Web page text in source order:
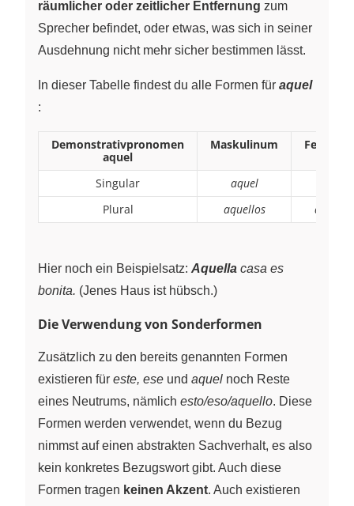
räumlicher oder zeitlicher Entfernung zum
Sprecher befindet, oder etwas, was sich in seiner
Ausdehnung nicht mehr sicher bestimmen lässt.
In dieser Tabelle findest du alle Formen für aquel
:
Demonstrativpronomen
aquel
Maskulinum
Singular aquel
Plural
aquellos
Hier noch ein Beispielsatz: Aquella casa es
bonita. (Jenes Haus ist hübsch.)
Die Verwendung von Sonderformen
Zusätzlich zu den bereits genannten Formen
existieren für este, ese und aquel noch Reste
eines Neutrums, nämlich esto/eso/aquello. Diese
Formen werden verwendet, wenn du Bezug
nimmst auf einen abstrakten Sachverhalt, es also
kein konkretes Bezugswort gibt. Auch diese
Formen tragen keinen Akzent. Auch existieren